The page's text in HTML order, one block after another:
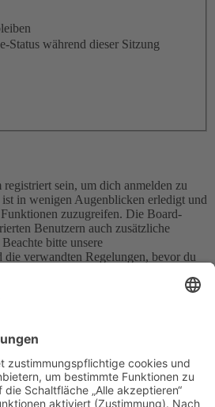
Status während dieser Sitzung
sein, um dich anmelden zu
in wenigen Augenblicken erledigt und
zuzugreifen. Die Board-
Benutzern auch zusätzliche
bitte unsere
die verwandten Regelungen, bevor du
bewegst.